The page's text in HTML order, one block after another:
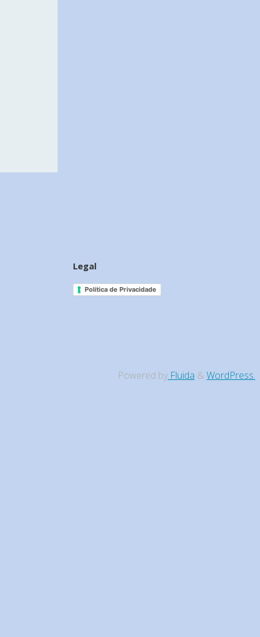
Legal
Política de Privacidade
Powered by Fluida & WordPress.